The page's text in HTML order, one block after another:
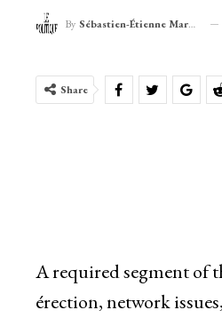
By Sébastien-Étienne Marechal
Share
A required segment of
érection, network